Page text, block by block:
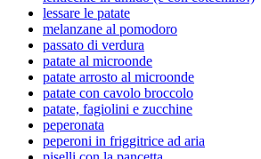
lessare le patate
melanzane al pomodoro
passato di verdura
patate al microonde
patate arrosto al microonde
patate con cavolo broccolo
patate, fagiolini e zucchine
peperonata
peperoni in friggitrice ad aria